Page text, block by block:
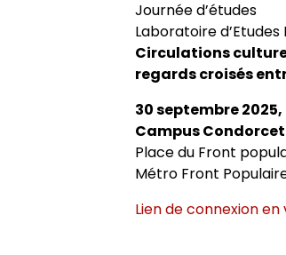
Axes de
Projets et
Laboratoire junior
Jeunes docteurs
École doctorale
Masters adossés
Bibliothèques
Colloques
Soutenances de
Soutenances HDR
RITA
Collection HAL
Le LER sur Vimeo
Journée d’études
Laboratoire
Circulations
regards croisés
30 septembre
Campus Condorcet
Place du Front
Métro Front
Lien de connexion